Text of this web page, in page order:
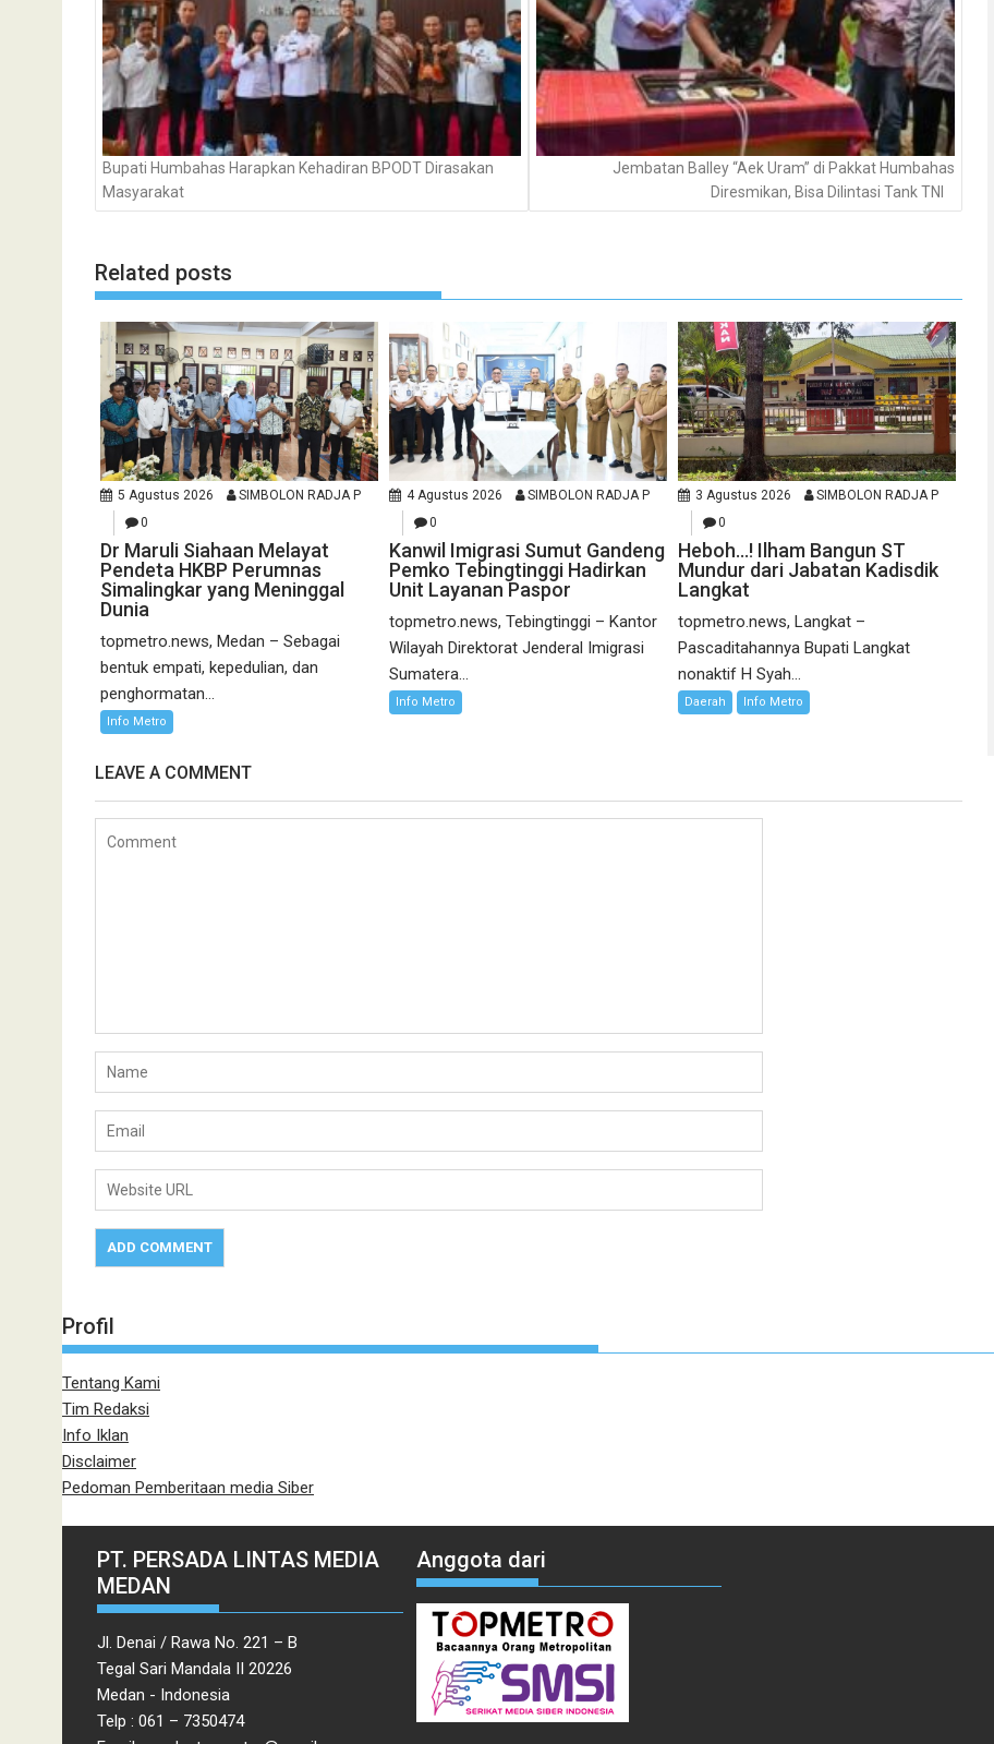
Bupati Humbahas Harapkan Kehadiran BPODT Dirasakan
Masyarakat
Jembatan Balley “Aek Uram” di Pakkat Humbahas
Diresmikan, Bisa Dilintasi Tank TNI
Related posts
5 Agustus 2026
SIMBOLON RADJA P
0
Dr Maruli Siahaan Melayat
Pendeta HKBP Perumnas
Simalingkar yang Meninggal
Dunia
topmetro.news, Medan – Sebagai
bentuk empati, kepedulian, dan
penghormatan...
Info Metro
4 Agustus 2026
SIMBOLON RADJA P
0
Kanwil Imigrasi Sumut Gandeng
Pemko Tebingtinggi Hadirkan
Unit Layanan Paspor
topmetro.news, Tebingtinggi – Kantor
Wilayah Direktorat Jenderal Imigrasi
Sumatera...
Info Metro
3 Agustus 2026
SIMBOLON RADJA P
0
Heboh…! Ilham Bangun ST
Mundur dari Jabatan Kadisdik
Langkat
topmetro.news, Langkat –
Pascaditahannya Bupati Langkat
nonaktif H Syah...
Daerah Info Metro
LEAVE A COMMENT
Profil
Tentang Kami
Tim Redaksi
Info Iklan
Disclaimer
Pedoman Pemberitaan media Siber
PT. PERSADA LINTAS MEDIA
MEDAN
Jl. Denai / Rawa No. 221 – B
Tegal Sari Mandala II 20226
Medan - Indonesia
Telp : 061 – 7350474
Anggota dari